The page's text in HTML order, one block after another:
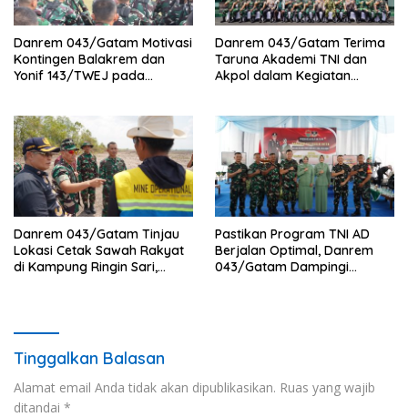
Danrem 043/Gatam Motivasi
Kontingen Balakrem dan
Yonif 143/TWEJ pada
Danrem 043/Gatam Terima
Taruna Akademi TNI dan
Akpol dalam Kegiatan
Danrem 043/Gatam Tinjau
Lokasi Cetak Sawah Rakyat
di Kampung Ringin Sari,
Pastikan Program TNI AD
Berjalan Optimal, Danrem
043/Gatam Dampingi
Tinggalkan Balasan
Alamat email Anda tidak akan dipublikasikan. Ruas yang wajib
ditandai *